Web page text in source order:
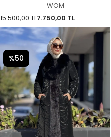
WOM
15.500,00 TL7.750,00 TL
%50